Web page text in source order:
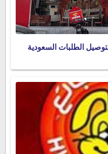
الطلبات السعودية